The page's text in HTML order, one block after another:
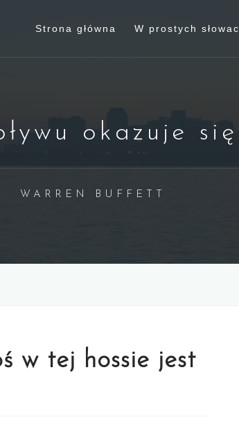
Strona główna W prostych
okazuje
WARREN BUFFETT
w tej hossie jest